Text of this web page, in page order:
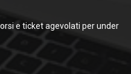
e ticket agevolati per under